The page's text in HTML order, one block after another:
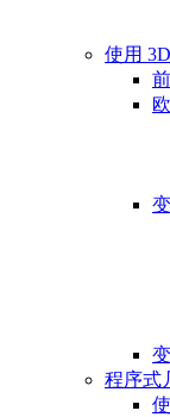
使用
程序式